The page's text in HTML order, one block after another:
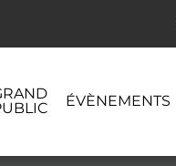
ÉVÈNEMENTS